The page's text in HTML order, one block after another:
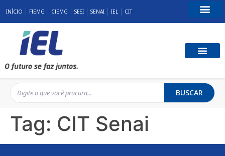
INÍCIO FIEMG CIEMG SESI SENAI IEL CIT
BUSCAR
Tag: CIT Senai